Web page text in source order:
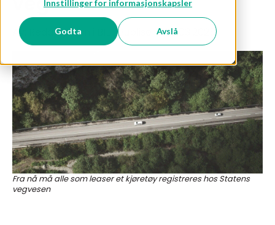
Innstillinger for informasjonskapsler
Godta Avslå
Av: Redaksjonen i BIL | Publisert: 06.03.2025
Fra nå må alle som leaser et kjøretøy registreres hos Statens
vegvesen